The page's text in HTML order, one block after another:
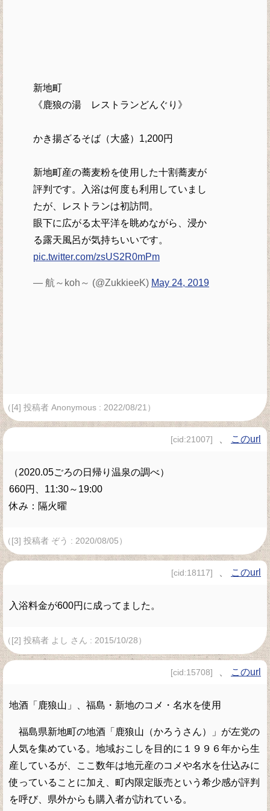
新地町
《鹿狼の湯 レストランどんぐり》
かき揚ざるそば（大盛）1,200円
新地町産の蕎麦粉を使用した十割蕎麦が
評判です。入浴は何度も利用していまし
たが、レストランは初訪問。
眼下に広がる太平洋を眺めながら、浸か
る露天風呂が気持ちいいです。
pic.twitter.com/zsUS2R0mPm
— 航～koh～ (@ZukkieeK) May 24, 2019
（[4] 投稿者 Anonymous : 2022/08/21）
[cid:21007] このurl
（2020.05ごろの日帰り温泉の調べ）
660円、11:30～19:00
休み：隔火曜
（[3] 投稿者 ぞう : 2020/08/05）
[cid:18117] このurl
入浴料金が600円に成ってました。
（[2] 投稿者 よし さん : 2015/10/28）
[cid:15708] このurl
地酒「鹿狼山」、福島・新地のコメ・名水を使用
福島県新地町の地酒「鹿狼山（かろうさん）」が左党の
人気を集めている。地域おこしを目的に１９９６年から生
産しているが、ここ数年は地元産のコメや名水を仕込みに
使っていることに加え、町内限定販売という希少感が評判
を呼び、県外からも購入者が訪れている。